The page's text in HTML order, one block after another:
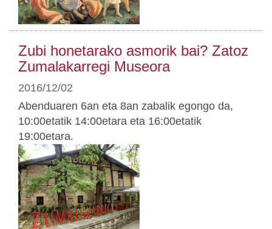
Zubi honetarako asmorik bai? Zatoz
Zumalakarregi Museora
2016/12/02
Abenduaren 6an eta 8an zabalik egongo da,
10:00etatik 14:00etara eta 16:00etatik
19:00etara.